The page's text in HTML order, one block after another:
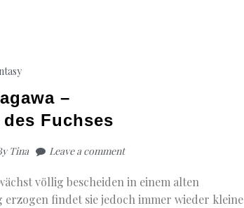
–
Fuchses
Tina Leave a comment
völlig bescheiden in einem alten
findet sie jedoch immer wieder kleine